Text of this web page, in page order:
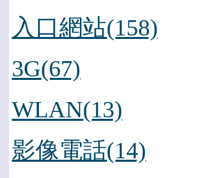
入口網站(158)
3G(67)
WLAN(13)
影像電話(14)